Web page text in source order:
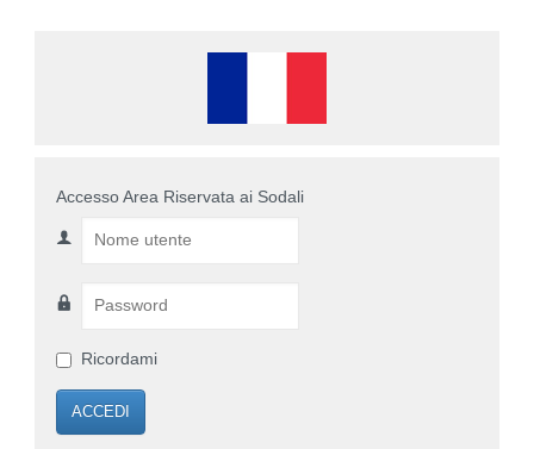
Accesso Area Riservata ai Sodali
Ricordami
ACCEDI